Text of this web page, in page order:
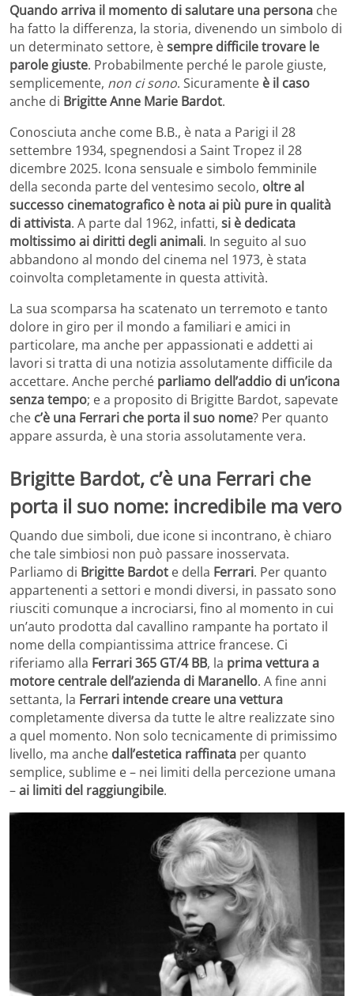
Quando arriva il momento di salutare una persona che
ha fatto la differenza, la storia, divenendo un simbolo di
un determinato settore, èsempre difficile trovare le
parole giuste. Probabilmente perché le parole giuste,
semplicemente, non ci sono. Sicuramente è il caso
anche di Brigitte Anne Marie Bardot.
Conosciuta anche come B.B., è nata a Parigi il 28
settembre 1934, spegnendosi a Saint Tropez il 28
dicembre 2025. Icona sensuale e simbolo femminile
della seconda parte del ventesimo secolo, oltre al
successo cinematografico è nota ai più pure in qualità
di attivista. A parte dal 1962, infatti, si è dedicata
moltissimo ai diritti degli animali. In seguito al suo
abbandono al mondo del cinema nel 1973, è stata
coinvolta completamente in questa attività.
La sua scomparsa ha scatenato un terremoto e tanto
dolore in giro per il mondo a familiari e amici in
particolare, ma anche per appassionati e addetti ai
lavori si tratta di una notizia assolutamente difficile da
accettare. Anche perché parliamo dell’addio di un’icona
senza tempo; e a proposito di Brigitte Bardot, sapevate
che c’è una Ferrari che porta il suo nome? Per quanto
appare assurda, è una storia assolutamente vera.
Brigitte Bardot, c’è una Ferrari che
porta il suo nome: incredibile ma vero
Quando due simboli, due icone si incontrano, è chiaro
che tale simbiosi non può passare inosservata.
Parliamo di Brigitte Bardot e della Ferrari. Per quanto
appartenenti a settori e mondi diversi, in passato sono
riusciti comunque a incrociarsi, fino al momento in cui
un’auto prodotta dal cavallino rampante ha portato il
nome della compiantissima attrice francese. Ci
riferiamo alla Ferrari 365 GT/4 BB, la prima vettura a
motore centrale dell’azienda di Maranello. A fine anni
settanta, la Ferrari intende creare una vettura
completamente diversa da tutte le altre realizzate sino
a quel momento. Non solo tecnicamente di primissimo
livello, ma anche dall’estetica raffinata per quanto
semplice, sublime e – nei limiti della percezione umana
–ai limiti del raggiungibile.